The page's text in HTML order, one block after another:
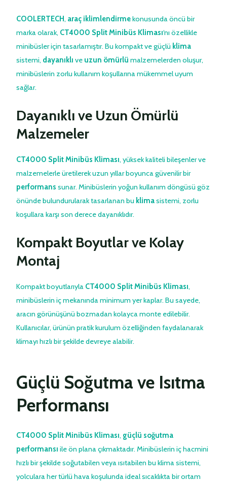
COOLERTECH, araç iklimlendirmekonusunda öncü bir
marka olarak, CT4000 Split Minibüs Kliması‘nı özellikle
minibüsler için tasarlamıştır. Bu kompakt ve güçlü klima
sistemi, dayanıklı ve uzun ömürlü malzemelerden oluşur,
minibüslerin zorlu kullanım koşullarına mükemmel uyum
sağlar.
Dayanıklı ve Uzun Ömürlü
Malzemeler
CT4000 Split Minibüs Kliması, yüksek kaliteli bileşenler ve
malzemelerle üretilerek uzun yıllar boyunca güvenilir bir
performans sunar. Minibüslerin yoğun kullanım döngüsü göz
önünde bulundurularak tasarlanan bu klimasistemi, zorlu
koşullara karşı son derece dayanıklıdır.
Kompakt Boyutlar ve Kolay
Montaj
Kompakt boyutlarıyla CT4000 Split Minibüs Kliması,
minibüslerin iç mekanında minimum yer kaplar. Bu sayede,
aracın görünüşünü bozmadan kolayca monte edilebilir.
Kullanıcılar, ürünün pratik kurulum özelliğinden faydalanarak
klimayı hızlı bir şekilde devreye alabilir.
Güçlü Soğutma ve Isıtma
Performansı
CT4000 Split Minibüs Kliması, güçlü soğutma
performansı ile ön plana çıkmaktadır. Minibüslerin iç hacmini
hızlı bir şekilde soğutabilen veya ısıtabilen bu klima sistemi,
yolculara her türlü hava koşulunda ideal sıcaklıkta bir ortam